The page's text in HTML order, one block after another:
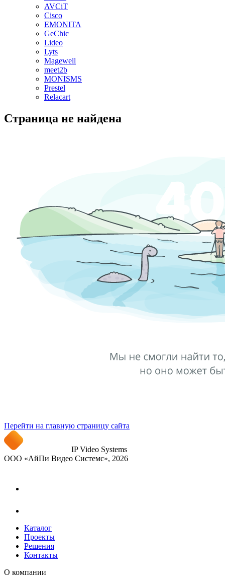
AVCiT
Cisco
EMONITA
GeChic
Lideo
Lyts
Magewell
meet2b
MONISMS
Prestel
Relacart
Страница не найдена
Перейти на главную страницу сайта
IP Video Systems
ООО «АйПи Видео Системс», 2026
Каталог
Проекты
Решения
Контакты
О компании